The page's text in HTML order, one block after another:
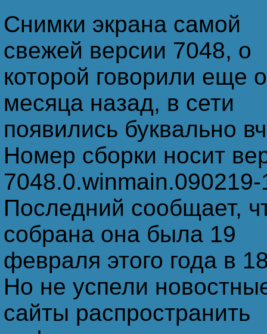
Снимки экрана самой
свежей версии 7048, о
которой говорили еще
месяца назад, в сети
появились буквально
Номер сборки носит
Последний сообщает,
собрана она была 19
февраля этого года в
Но не успели
сайты распространить